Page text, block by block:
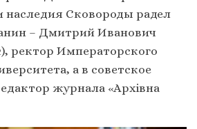
наследия Сковороды радел
– Дмитрий Иванович
ректор Императорского
а в советское
журнала «Архівна